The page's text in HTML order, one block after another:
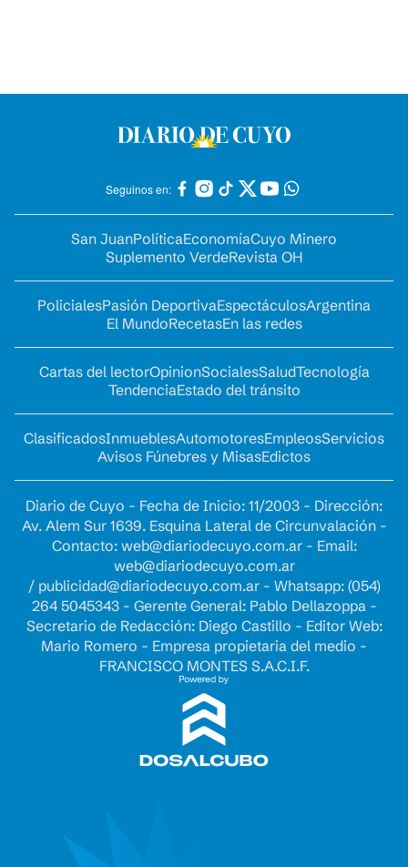
Seguinos en:
San JuanPolíticaEconomíaCuyo Minero
Suplemento VerdeRevista OH
PolicialesPasión DeportivaEspectáculosArgentina
El MundoRecetasEn las redes
Cartas del lectorOpinionSocialesSaludTecnología
TendenciaEstado del tránsito
ClasificadosInmueblesAutomotoresEmpleosServicios
Avisos Fúnebres y MisasEdictos
Diario de Cuyo - Fecha de Inicio: 11/2003 - Dirección:
Av. Alem Sur 1639. Esquina Lateral de Circunvalación -
Contacto: web@diariodecuyo.com.ar- Email:
web@diariodecuyo.com.ar
/ publicidad@diariodecuyo.com.ar- Whatsapp: (054)
264 5045343 - Gerente General: Pablo Dellazoppa -
Secretario de Redacción: Diego Castillo - Editor Web:
Mario Romero - Empresa propietaria del medio -
FRANCISCO MONTES S.A.C.I.F.